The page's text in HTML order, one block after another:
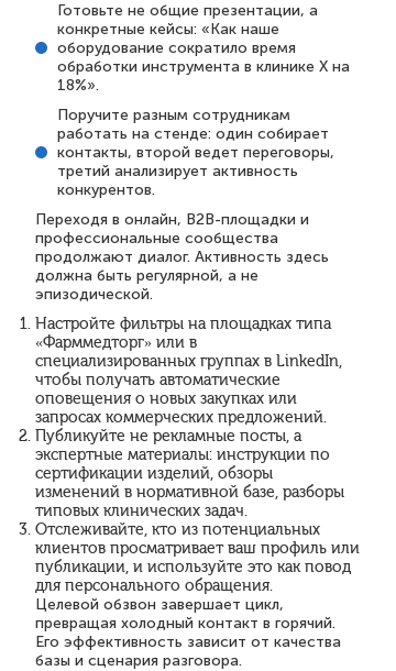
Готовьте не общие презентации, а
конкретные кейсы: «Как наше
оборудование сократило время
обработки инструмента в клинике X на
18%».
Поручите разным сотрудникам
работать на стенде: один собирает
контакты, второй ведет переговоры,
третий анализирует активность
конкурентов.
Переходя в онлайн, B2B-площадки и
профессиональные сообщества
продолжают диалог. Активность здесь
должна быть регулярной, а не
эпизодической.
Настройте фильтры на площадках типа
«Фарммедторг» или в
специализированных группах в LinkedIn,
чтобы получать автоматические
оповещения о новых закупках или
запросах коммерческих предложений.
Публикуйте не рекламные посты, а
экспертные материалы: инструкции по
сертификации изделий, обзоры
изменений в нормативной базе, разборы
типовых клинических задач.
Отслеживайте, кто из потенциальных
клиентов просматривает ваш профиль или
публикации, и используйте это как повод
для персонального обращения.
Целевой обзвон завершает цикл,
превращая холодный контакт в горячий.
Его эффективность зависит от качества
базы и сценария разговора.